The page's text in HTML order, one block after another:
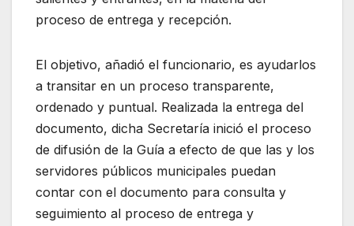
proceso de entrega y recepción.
El objetivo, añadió el funcionario, es ayudarlos
a transitar en un proceso transparente,
ordenado y puntual. Realizada la entrega del
documento, dicha Secretaría inició el proceso
de difusión de la Guía a efecto de que las y los
servidores públicos municipales puedan
contar con el documento para consulta y
seguimiento al proceso de entrega y